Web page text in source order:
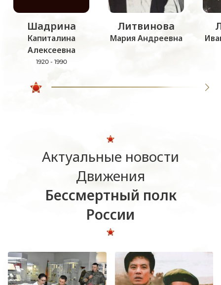
Шадрина
Капиталина
Алексеевна
1920 - 1990
Литвинова
Мария Андреевна
Актуальные новости
Движения
Бессмертный полк
России